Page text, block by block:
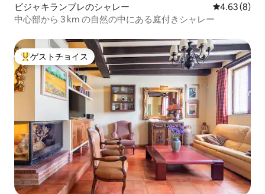
ビジャキランブレのシャレー レビュー8
4.63 (8)
中心部から 3 km の自然の中にある庭付きシャレー
大好評のゲストチョイスです。
ゲストチョイス